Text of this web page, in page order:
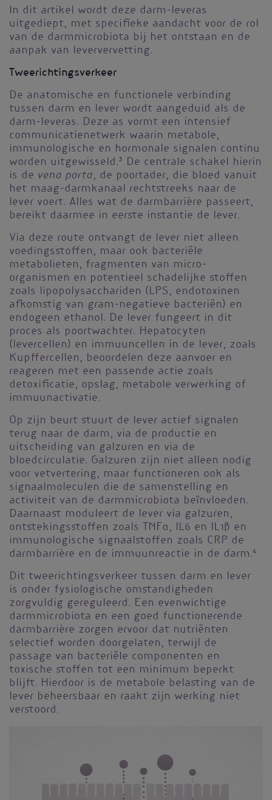
In dit artikel wordt deze darm-leveras
uitgediept, met specifieke aandacht voor de rol
van de darmmicrobiota bij het ontstaan en de
aanpak van leververvetting.
Tweerichtingsverkeer
De anatomische en functionele verbinding
tussen darm en lever wordt aangeduid als de
darm-leveras. Deze as vormt een intensief
communicatienetwerk waarin metabole,
immunologische en hormonale signalen continu
worden uitgewisseld.3 De centrale schakel hierin
is de vena porta, de poortader, die bloed vanuit
het maag-darmkanaal rechtstreeks naar de
lever voert. Alles wat de darmbarrière passeert,
bereikt daarmee in eerste instantie de lever.
Via deze route ontvangt de lever niet alleen
voedingsstoffen, maar ook bacteriële
metabolieten, fragmenten van micro-
organismen en potentieel schadelijke stoffen
zoals lipopolysacchariden (LPS, endotoxinen
afkomstig van gram-negatieve bacteriën) en
endogeen ethanol. De lever fungeert in dit
proces als poortwachter. Hepatocyten
(levercellen) en immuuncellen in de lever, zoals
Kupffercellen, beoordelen deze aanvoer en
reageren met een passende actie zoals
detoxificatie, opslag, metabole verwerking of
immuunactivatie.
Op zijn beurt stuurt de lever actief signalen
terug naar de darm, via de productie en
uitscheiding van galzuren en via de
bloedcirculatie. Galzuren zijn niet alleen nodig
voor vetvertering, maar functioneren ook als
signaalmoleculen die de samenstelling en
activiteit van de darmmicrobiota beïnvloeden.
Daarnaast moduleert de lever via galzuren,
ontstekingsstoffen zoals TNFα, IL6 en IL1β en
immunologische signaalstoffen zoals CRP de
darmbarrière en de immuunreactie in de darm.4
Dit tweerichtingsverkeer tussen darm en lever
is onder fysiologische omstandigheden
zorgvuldig gereguleerd. Een evenwichtige
darmmicrobiota en een goed functionerende
darmbarrière zorgen ervoor dat nutriënten
selectief worden doorgelaten, terwijl de
passage van bacteriële componenten en
toxische stoffen tot een minimum beperkt
blijft. Hierdoor is de metabole belasting van de
lever beheersbaar en raakt zijn werking niet
verstoord.